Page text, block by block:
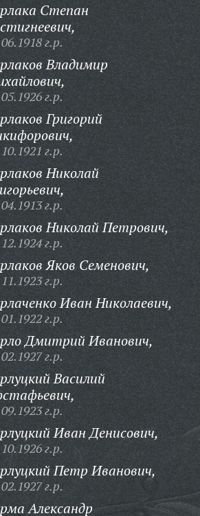
Степан
г.р.
Владимир
г.р.
Григорий
г.р.
Николай
г.р.
Николай Петрович,
г.р.
Яков Семенович,
г.р.
Иван Николаевич,
г.р.
Дмитрий Иванович,
г.р.
Василий
г.р.
Иван Денисович,
г.р.
Петр Иванович,
г.р.
Александр